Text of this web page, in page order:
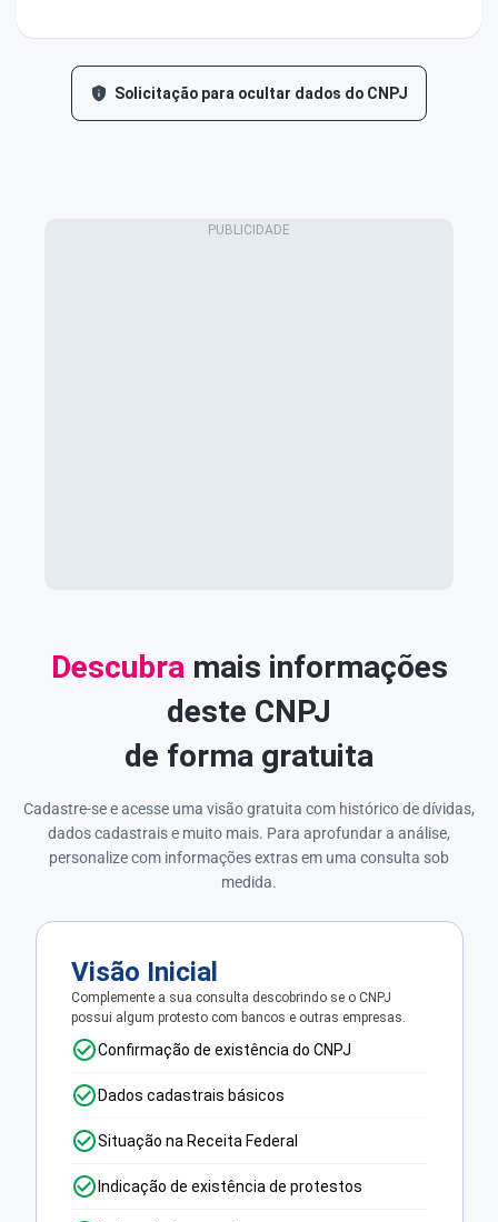
Solicitação para ocultar dados do CNPJ
Descubra mais informações
deste CNPJ
de forma gratuita
Cadastre-se e acesse uma visão gratuita com histórico de dívidas,
dados cadastrais e muito mais. Para aprofundar a análise,
personalize com informações extras em uma consulta sob
medida.
Visão Inicial
Complemente a sua consulta descobrindo se o CNPJ
possui algum protesto com bancos e outras empresas.
Confirmação de existência do CNPJ
Dados cadastrais básicos
Situação na Receita Federal
Indicação de existência de protestos